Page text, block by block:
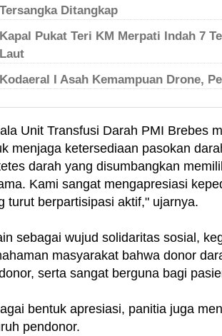
Tersangka Ditangkap
Kapal Pukat Teri KM Merpati Indah 7
Laut
Kodaeral I Asah Kemampuan Drone,
Unit Transfusi Darah PMI Brebes
menjaga ketersediaan pasokan
darah yang disumbangkan
Kami sangat mengapresiasi
turut berpartisipasi aktif," ujarnya.
sebagai wujud solidaritas sosial,
masyarakat bahwa donor
serta sangat berguna bagi
bentuk apresiasi, panitia juga
pendonor.